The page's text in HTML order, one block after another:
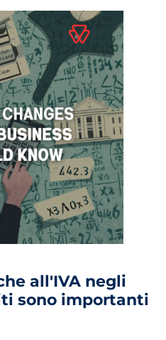
all'IVA negli
sono importanti